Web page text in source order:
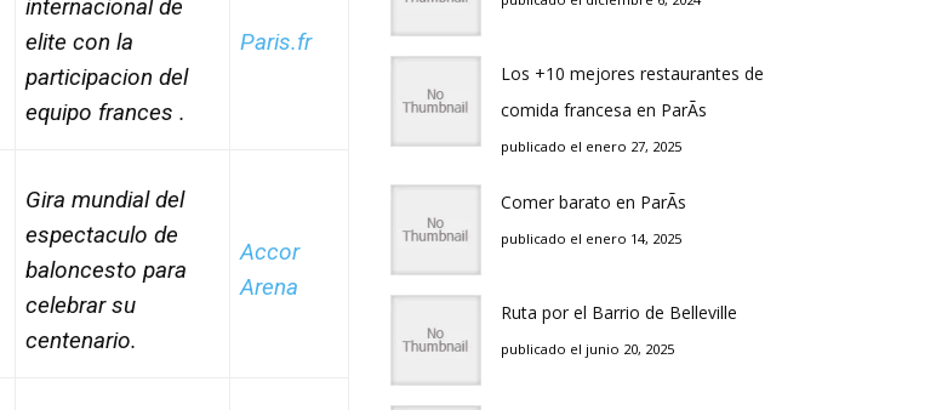
internacional de
elite con la
participacion del
equipo frances .
Paris.fr
Gira mundial del
espectaculo de
baloncesto para
celebrar su
centenario.
Accor
Arena
Los +10 mejores restaurantes de
comida francesa en ParÃ­s
publicado el enero 27, 2025
Comer barato en ParÃ­s
publicado el enero 14, 2025
Ruta por el Barrio de Belleville
publicado el junio 20, 2025